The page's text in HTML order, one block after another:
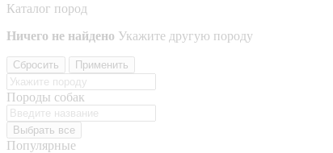
Каталог пород
Ничего не найдено Укажите другую породу
Сбросить Применить
Породы собак
Выбрать все
Популярные